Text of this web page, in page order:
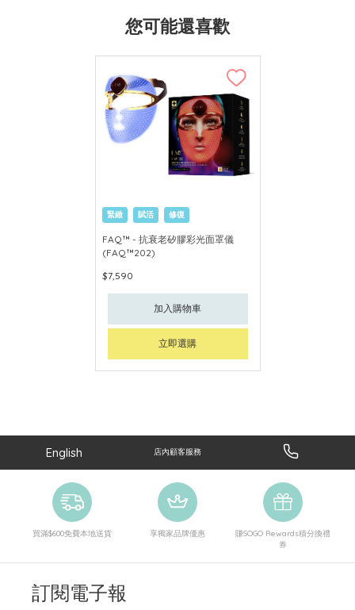
您可能還喜歡
緊緻 賦活 修復
FAQ™ - 抗衰老矽膠彩光面罩儀
(FAQ™202)
$7,590
加入購物車
立即選購
English 店內顧客服務
買滿$600免費本地送貨 享獨家品牌優惠
賺SOGO Rewards積分換禮
券
訂閱電子報